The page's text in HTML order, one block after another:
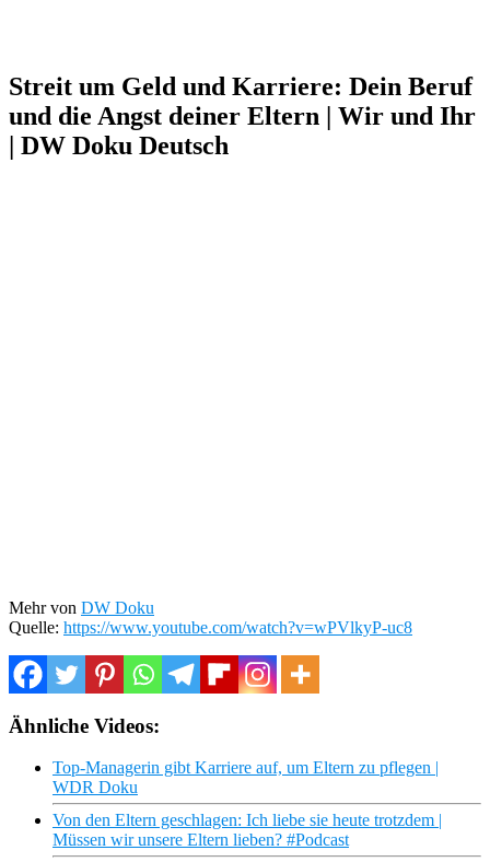
Streit um Geld und Karriere: Dein Beruf
und die Angst deiner Eltern | Wir und Ihr
| DW Doku Deutsch
Mehr von DW Doku
Quelle: https://www.youtube.com/watch?v=wPVlkyP-uc8
Ähnliche Videos:
Top-Managerin gibt Karriere auf, um Eltern zu pflegen |
WDR Doku
Von den Eltern geschlagen: Ich liebe sie heute trotzdem |
Müssen wir unsere Eltern lieben? #Podcast